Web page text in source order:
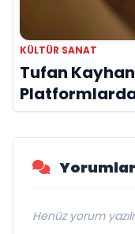
KÜLTÜR SANAT
Tufan
Ulaştı
Henüz yorum